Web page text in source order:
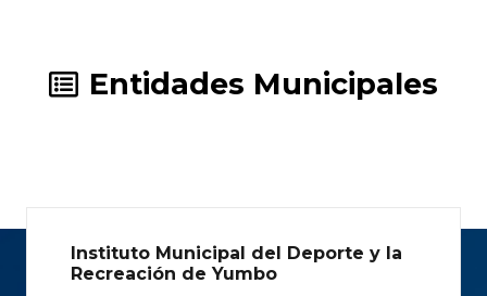
Entidades Municipales
Instituto Municipal del Deporte y la
Recreación de Yumbo